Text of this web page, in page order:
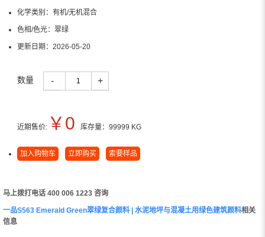
化学类别： 有机/无机混合
色相/色光： 翠绿
更新日期： 2026-05-20
数量 - +
近期售价: ￥0 库存量： 99999 KG
加入购物车 立即购买 索要样品
马上拨打电话 400 006 1223 咨询
一品S563 Emerald Green翠绿复合颜料 | 水泥地坪与混凝土用绿色建筑颜料相关
信息